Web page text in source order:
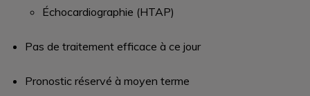
Échocardiographie (HTAP)
Pas de traitement efficace à ce jour
Pronostic réservé à moyen terme